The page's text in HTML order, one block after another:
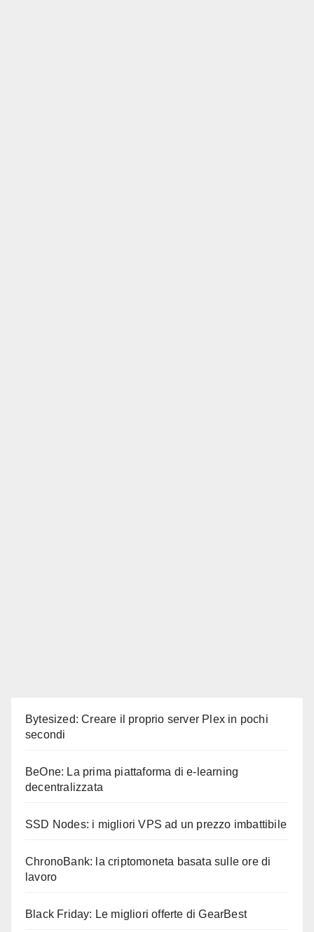
Bytesized: Creare il proprio server Plex in pochi
secondi
BeOne: La prima piattaforma di e-learning
decentralizzata
SSD Nodes: i migliori VPS ad un prezzo imbattibile
ChronoBank: la criptomoneta basata sulle ore di
lavoro
Black Friday: Le migliori offerte di GearBest